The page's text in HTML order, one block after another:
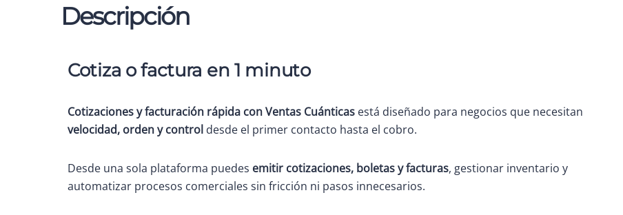
Descripción
Cotiza o factura en 1 minuto
Cotizaciones y facturación rápida con Ventas Cuánticas está diseñado para negocios que necesitan
velocidad, orden y control desde el primer contacto hasta el cobro.
Desde una sola plataforma puedes emitir cotizaciones, boletas y facturas, gestionar inventario y
automatizar procesos comerciales sin fricción ni pasos innecesarios.